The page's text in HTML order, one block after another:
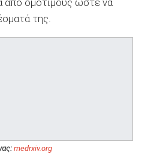
της.
medrxiv.org